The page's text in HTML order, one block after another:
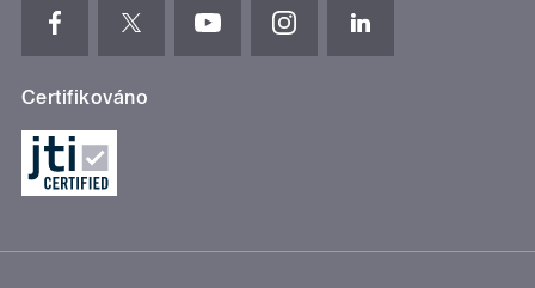
Certifikováno